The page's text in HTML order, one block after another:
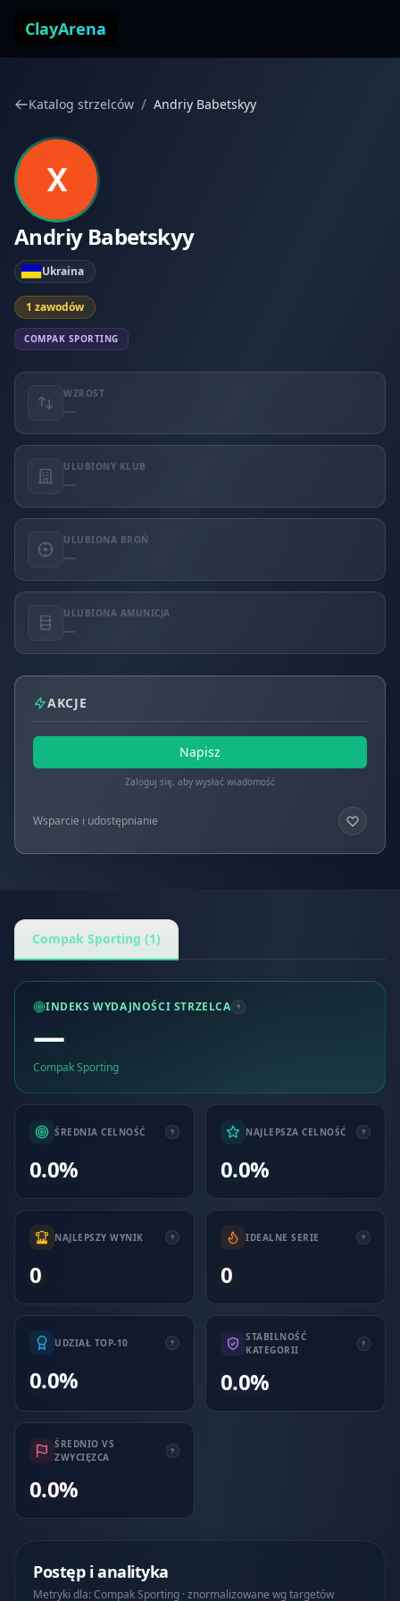
ClayArena
Katalog strzelców / Andriy Babetskyy
Andriy Babetskyy
Ukraina
1 zawodów
COMPAK SPORTING
WZROST
—
ULUBIONY KLUB
—
ULUBIONA BROŃ
—
ULUBIONA AMUNICJA
—
AKCJE
Napisz
Zaloguj się, aby wysłać wiadomość
Wsparcie i udostępnianie
Compak Sporting (1)
INDEKS WYDAJNOŚCI STRZELCA
—
Compak Sporting
ŚREDNIA CELNOŚĆ
0.0%
NAJLEPSZA CELNOŚĆ
0.0%
NAJLEPSZY WYNIK
0
IDEALNE SERIE
0
UDZIAŁ TOP-10
0.0%
STABILNOŚĆ
KATEGORII
0.0%
ŚREDNIO VS
ZWYCIĘZCA
0.0%
Postęp i analityka
Metryki dla: Compak Sporting · znormalizowane wg targetów